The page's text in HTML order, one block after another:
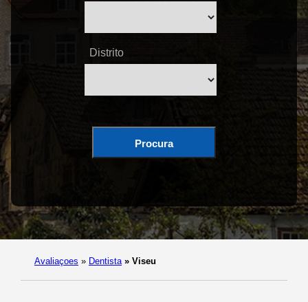
Distrito
Procura
Avaliaçoes » Dentista » Viseu